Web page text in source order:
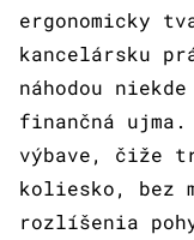
ergonomicky
kancelársku
náhodou
finančná
výbave, čiže
koliesko, bez
rozlíšenia